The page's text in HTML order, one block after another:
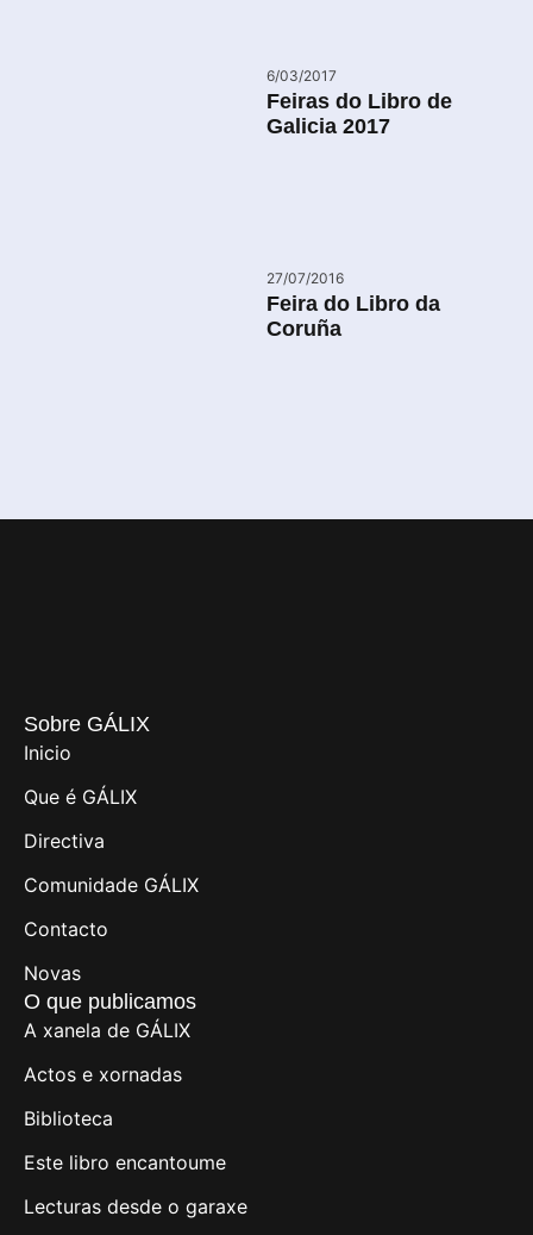
6/03/2017
Feiras do Libro de
Galicia 2017
27/07/2016
Feira do Libro da
Coruña
Sobre GÁLIX
Inicio
Que é GÁLIX
Directiva
Comunidade GÁLIX
Contacto
Novas
O que publicamos
A xanela de GÁLIX
Actos e xornadas
Biblioteca
Este libro encantoume
Lecturas desde o garaxe